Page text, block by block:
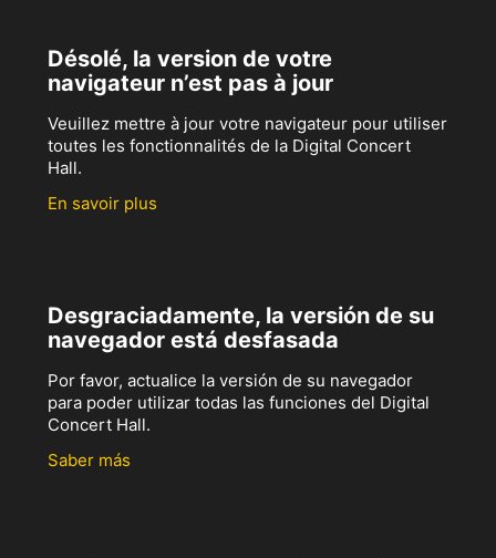
Désolé, la version de votre
navigateur n’est pas à jour
Veuillez mettre à jour votre navigateur pour utiliser
toutes les fonctionnalités de la Digital Concert
Hall.
En savoir plus
Desgraciadamente, la versión de su
navegador está desfasada
Por favor, actualice la versión de su navegador
para poder utilizar todas las funciones del Digital
Concert Hall.
Saber más